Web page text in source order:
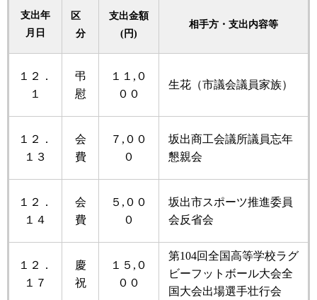
支出年
月日
区
分
支出金額
(円)
相手方・支出内容等
１２．
１
弔
慰
１１,０
００
生花（市議会議員家族）
１２．
１３
会
費
７,００
０
坂出商工会議所議員忘年
懇親会
１２．
１４
会
費
５,００
０
坂出市スポーツ推進委員
会反省会
１２．
１７
慶
祝
１５,０
００
第104回全国高等学校ラグ
ビーフットボール大会全
国大会出場選手壮行会